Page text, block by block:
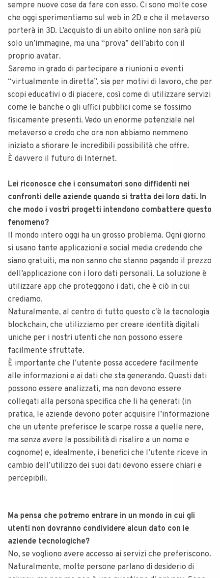
sempre nuove cose da fare con esso. Ci sono molte cose
che oggi sperimentiamo sul web in 2D e che il metaverso
porterà in 3D. L’acquisto di un abito online non sarà più
solo un’immagine, ma una “prova” dell’abito con il
proprio avatar.
Saremo in grado di partecipare a riunioni o eventi
“virtualmente in diretta”, sia per motivi di lavoro, che per
scopi educativi o di piacere, così come di utilizzare servizi
come le banche o gli uffici pubblici come se fossimo
fisicamente presenti. Vedo un enorme potenziale nel
metaverso e credo che ora non abbiamo nemmeno
iniziato a sfiorare le incredibili possibilità che offre.
È davvero il futuro di Internet.
Lei riconosce che i consumatori sono diffidenti nei
confronti delle aziende quando si tratta dei loro dati. In
che modo i vostri progetti intendono combattere questo
fenomeno?
Il mondo intero oggi ha un grosso problema. Ogni giorno
si usano tante applicazioni e social media credendo che
siano gratuiti, ma non sanno che stanno pagando il prezzo
dell’applicazione con i loro dati personali. La soluzione è
utilizzare app che proteggono i dati, che è ciò in cui
crediamo.
Naturalmente, al centro di tutto questo c’è la tecnologia
blockchain, che utilizziamo per creare identità digitali
uniche per i nostri utenti che non possono essere
facilmente sfruttate.
È importante che l’utente possa accedere facilmente
alle informazioni e ai dati che sta generando. Questi dati
possono essere analizzati, ma non devono essere
collegati alla persona specifica che li ha generati (in
pratica, le aziende devono poter acquisire l’informazione
che un utente preferisce le scarpe rosse a quelle nere,
ma senza avere la possibilità di risalire a un nome e
cognome) e, idealmente, i benefici che l’utente riceve in
cambio dell’utilizzo dei suoi dati devono essere chiari e
percepibili.
Ma pensa che potremo entrare in un mondo in cui gli
utenti non dovranno condividere alcun dato con le
aziende tecnologiche?
No, se vogliono avere accesso ai servizi che preferiscono.
Naturalmente, molte persone parlano di desiderio di